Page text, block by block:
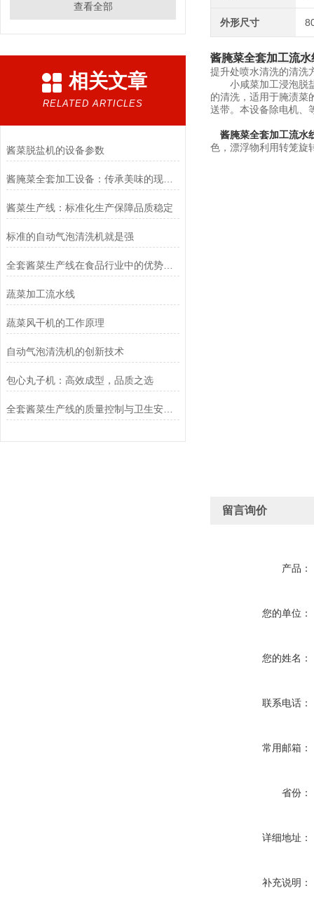
查看全部
相关文章
RELATED ARTICLES
酱菜脱盐机的设备参数
酱腌菜全套加工设备：传承美味的现代科技之选
酱菜生产线：标准化生产保障品质稳定
标准的自动气泡清洗机就是强
全套酱菜生产线在食品行业中的优势和应用前景
蔬菜加工流水线
蔬菜风干机的工作原理
自动气泡清洗机的创新技术
包心丸子机：高效成型，品质之选
全套酱菜生产线的质量控制与卫生安全管理
外形尺寸
酱腌菜全套加工流水
提升处喷水清洗的清洗
小咸菜加工浸泡脱盐
的清洗，适用于腌渍菜
送带。本设备除电机、
酱腌菜全套加工流水
色，漂浮物利用转笼旋
留言询价
产品：
您的单位：
您的姓名：
联系电话：
常用邮箱：
省份：
详细地址：
补充说明：